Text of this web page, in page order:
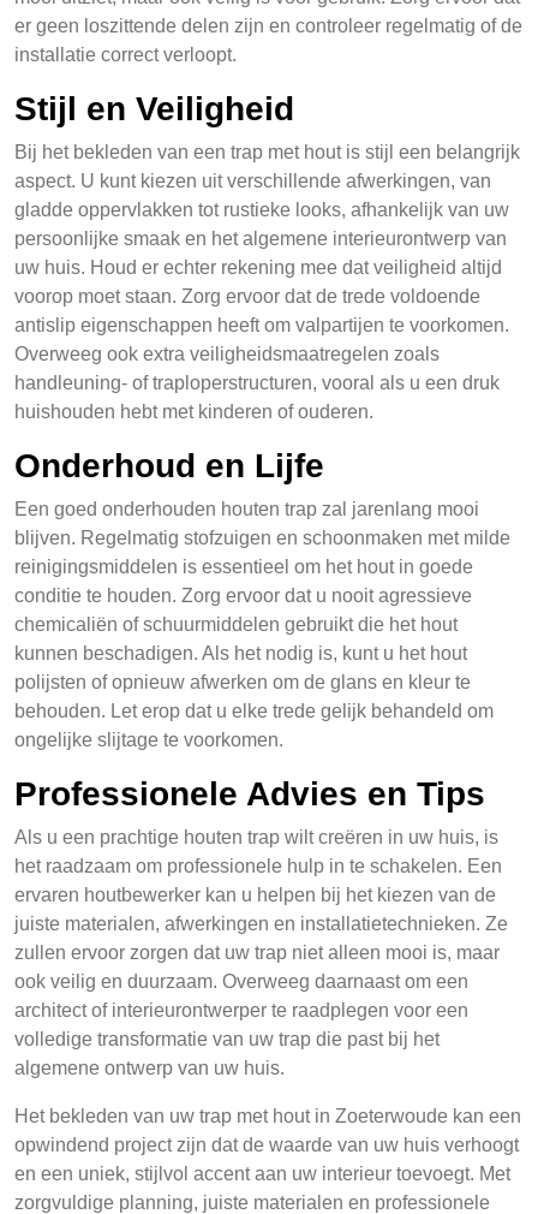
er geen loszittende delen zijn en controleer regelmatig of de
installatie correct verloopt.
Stijl en Veiligheid
Bij het bekleden van een trap met hout is stijl een belangrijk
aspect. U kunt kiezen uit verschillende afwerkingen, van
gladde oppervlakken tot rustieke looks, afhankelijk van uw
persoonlijke smaak en het algemene interieurontwerp van
uw huis. Houd er echter rekening mee dat veiligheid altijd
voorop moet staan. Zorg ervoor dat de trede voldoende
antislip eigenschappen heeft om valpartijen te voorkomen.
Overweeg ook extra veiligheidsmaatregelen zoals
handleuning- of traploperstructuren, vooral als u een druk
huishouden hebt met kinderen of ouderen.
Onderhoud en Lijfe
Een goed onderhouden houten trap zal jarenlang mooi
blijven. Regelmatig stofzuigen en schoonmaken met milde
reinigingsmiddelen is essentieel om het hout in goede
conditie te houden. Zorg ervoor dat u nooit agressieve
chemicaliën of schuurmiddelen gebruikt die het hout
kunnen beschadigen. Als het nodig is, kunt u het hout
polijsten of opnieuw afwerken om de glans en kleur te
behouden. Let erop dat u elke trede gelijk behandeld om
ongelijke slijtage te voorkomen.
Professionele Advies en Tips
Als u een prachtige houten trap wilt creëren in uw huis, is
het raadzaam om professionele hulp in te schakelen. Een
ervaren houtbewerker kan u helpen bij het kiezen van de
juiste materialen, afwerkingen en installatietechnieken. Ze
zullen ervoor zorgen dat uw trap niet alleen mooi is, maar
ook veilig en duurzaam. Overweeg daarnaast om een
architect of interieurontwerper te raadplegen voor een
volledige transformatie van uw trap die past bij het
algemene ontwerp van uw huis.
Het bekleden van uw trap met hout in Zoeterwoude kan een
opwindend project zijn dat de waarde van uw huis verhoogt
en een uniek, stijlvol accent aan uw interieur toevoegt. Met
zorgvuldige planning, juiste materialen en professionele